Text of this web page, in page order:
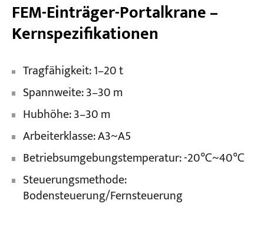
FEM-Einträger-Portalkrane –
Kernspezifikationen
Tragfähigkeit: 1–20 t
Spannweite: 3–30 m
Hubhöhe: 3–30 m
Arbeiterklasse: A3~A5
Betriebsumgebungstemperatur: -20℃~40℃
Steuerungsmethode:
Bodensteuerung/Fernsteuerung